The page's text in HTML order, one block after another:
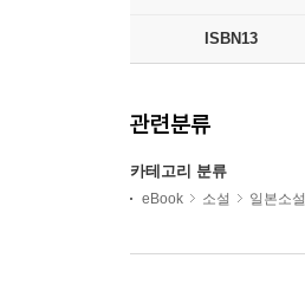
ISBN13
관련분류
카테고리 분류
eBook 소설 일본소설